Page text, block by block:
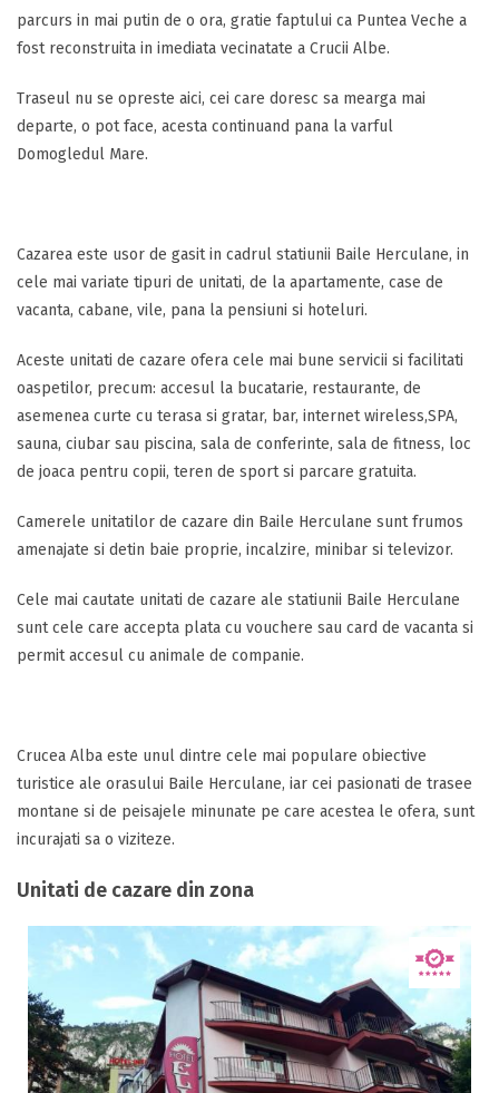
parcurs in mai putin de o ora, gratie faptului ca Puntea Veche a
fost reconstruita in imediata vecinatate a Crucii Albe.
Traseul nu se opreste aici, cei care doresc sa mearga mai
departe, o pot face, acesta continuand pana la varful
Domogledul Mare.
Cazarea este usor de gasit in cadrul statiunii Baile Herculane, in
cele mai variate tipuri de unitati, de la apartamente, case de
vacanta, cabane, vile, pana la pensiuni si hoteluri.
Aceste unitati de cazare ofera cele mai bune servicii si facilitati
oaspetilor, precum: accesul la bucatarie, restaurante, de
asemenea curte cu terasa si gratar, bar, internet wireless,SPA,
sauna, ciubar sau piscina, sala de conferinte, sala de fitness, loc
de joaca pentru copii, teren de sport si parcare gratuita.
Camerele unitatilor de cazare din Baile Herculane sunt frumos
amenajate si detin baie proprie, incalzire, minibar si televizor.
Cele mai cautate unitati de cazare ale statiunii Baile Herculane
sunt cele care accepta plata cu vouchere sau card de vacanta si
permit accesul cu animale de companie.
Crucea Alba este unul dintre cele mai populare obiective
turistice ale orasului Baile Herculane, iar cei pasionati de trasee
montane si de peisajele minunate pe care acestea le ofera, sunt
incurajati sa o viziteze.
Unitati de cazare din zona